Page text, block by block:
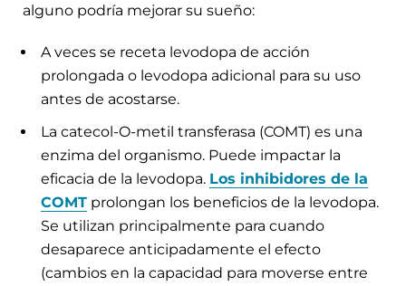
alguno podría mejorar su sueño:
A veces se receta levodopa de acción
prolongada o levodopa adicional para su uso
antes de acostarse.
La catecol-O-metil transferasa (COMT) es una
enzima del organismo. Puede impactar la
eficacia de la levodopa. Los inhibidores de la
COMT prolongan los beneficios de la levodopa.
Se utilizan principalmente para cuando
desaparece anticipadamente el efecto
(cambios en la capacidad para moverse entre